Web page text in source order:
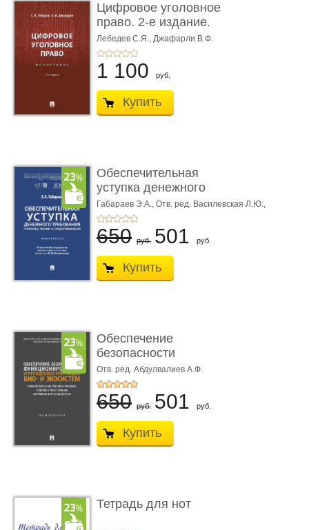
Цифровое уголовное
право. 2-е издание.
Монограф ...
Лебедев С.Я., Джафарли В.Ф.
1 100 руб.
Купить
Обеспечительная
уступка денежного
требования ...
Габараев Э.А., Отв. ред. Василевская Л.Ю.,
вступ. сл. Каретина М.Г.
650 руб. 501 руб.
Купить
Обеспечение
безопасности
функционирования уг
...
Отв. ред. Абдулвалиев А.Ф.
650 руб. 501 руб.
Купить
Тетрадь для нот